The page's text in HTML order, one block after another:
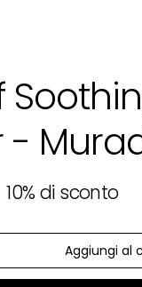
-
10% di sconto
quantità
Aggiungi al